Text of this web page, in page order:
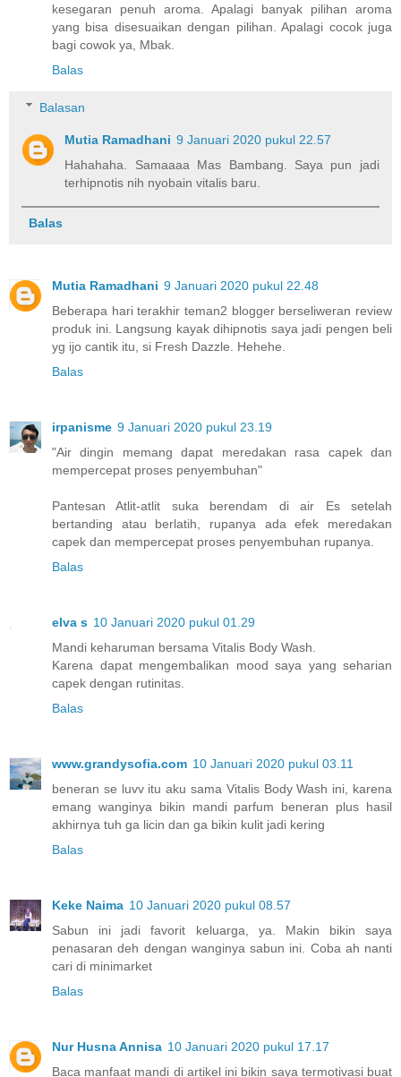
kesegaran penuh aroma. Apalagi banyak pilihan aroma
yang bisa disesuaikan dengan pilihan. Apalagi cocok juga
bagi cowok ya, Mbak.
Balas
Balasan
Mutia Ramadhani 9 Januari 2020 pukul 22.57
Hahahaha. Samaaaa Mas Bambang. Saya pun jadi
terhipnotis nih nyobain vitalis baru.
Balas
Mutia Ramadhani 9 Januari 2020 pukul 22.48
Beberapa hari terakhir teman2 blogger berseliweran review
produk ini. Langsung kayak dihipnotis saya jadi pengen beli
yg ijo cantik itu, si Fresh Dazzle. Hehehe.
Balas
irpanisme 9 Januari 2020 pukul 23.19
"Air dingin memang dapat meredakan rasa capek dan
mempercepat proses penyembuhan"
Pantesan Atlit-atlit suka berendam di air Es setelah
bertanding atau berlatih, rupanya ada efek meredakan
capek dan mempercepat proses penyembuhan rupanya.
Balas
elva s 10 Januari 2020 pukul 01.29
Mandi keharuman bersama Vitalis Body Wash.
Karena dapat mengembalikan mood saya yang seharian
capek dengan rutinitas.
Balas
www.grandysofia.com 10 Januari 2020 pukul 03.11
beneran se luvv itu aku sama Vitalis Body Wash ini, karena
emang wanginya bikin mandi parfum beneran plus hasil
akhirnya tuh ga licin dan ga bikin kulit jadi kering
Balas
Keke Naima 10 Januari 2020 pukul 08.57
Sabun ini jadi favorit keluarga, ya. Makin bikin saya
penasaran deh dengan wanginya sabun ini. Coba ah nanti
cari di minimarket
Balas
Nur Husna Annisa 10 Januari 2020 pukul 17.17
Baca manfaat mandi di artikel ini bikin saya termotivasi buat